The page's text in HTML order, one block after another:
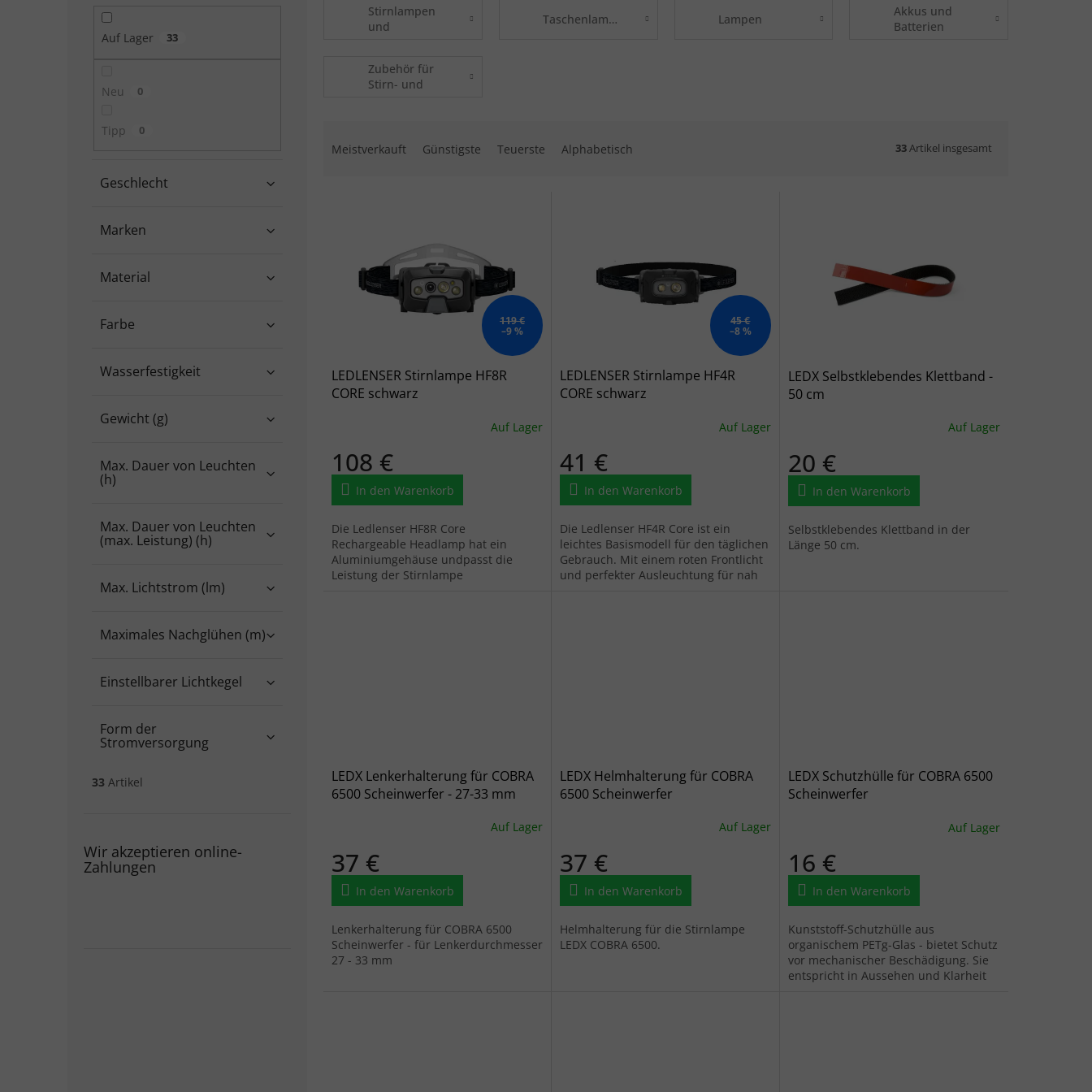
Auf Lager 33
Neu 0
Tipp 0
Marken
Geschlecht
Material
Farbe
Wasserfestigkeit
Gewicht (g)
Max. Dauer von Leuchten
(h)
Max. Dauer von Leuchten
(max. Leistung) (h)
Max. Lichtstrom (lm)
Maximales Nachglühen (m)
Einstellbarer Lichtkegel
Form der
Stromversorgung
33 Artikel
Wir akzeptieren online-
Zahlungen
Stirnlampen
und
Taschenlampen Lampen
Akkus und
Batterien
Zubehör für
Stirn- und
Meistverkauft Günstigste Teuerste Alphabetisch 33Artikel insgesamt
119 €
–9 %
LEDLENSER Stirnlampe HF8R
CORE schwarz
Auf Lager
108 €
In den Warenkorb
Die Ledlenser HF8R Core
Rechargeable Headlamp hat ein
Aluminiumgehäuse undpasst die
Leistung der Stirnlampe
45 €
–8 %
LEDLENSER Stirnlampe HF4R
CORE schwarz
Auf Lager
41 €
In den Warenkorb
Die Ledlenser HF4R Core ist ein
leichtes Basismodell für den täglichen
Gebrauch. Mit einem roten Frontlicht
und perfekter Ausleuchtung für nah
LEDX Selbstklebendes Klettband -
50 cm
Auf Lager
20 €
In den Warenkorb
Selbstklebendes Klettband in der
Länge 50 cm.
LEDX Lenkerhalterung für COBRA
6500 Scheinwerfer - 27-33 mm
Auf Lager
37 €
In den Warenkorb
Lenkerhalterung für COBRA 6500
Scheinwerfer - für Lenkerdurchmesser
27 - 33 mm
LEDX Helmhalterung für COBRA
6500 Scheinwerfer
Auf Lager
37 €
In den Warenkorb
Helmhalterung für die Stirnlampe
LEDX COBRA 6500.
LEDX Schutzhülle für COBRA 6500
Scheinwerfer
Auf Lager
16 €
In den Warenkorb
Kunststoff-Schutzhülle aus
organischem PETg-Glas - bietet Schutz
vor mechanischer Beschädigung. Sie
entspricht in Aussehen und Klarheit